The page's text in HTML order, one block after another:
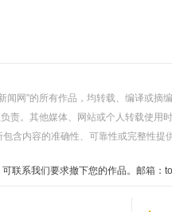
闻网"的所有作品，均转载、编译或摘
责。其他媒体、网站或个人转载使用
含内容的准确性、可靠性或完整性提
联系我们要求撤下您的作品。邮箱：